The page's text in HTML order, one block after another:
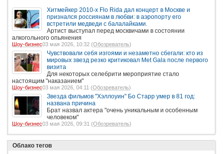
Хитмейкер 2010-х Flo Rida дал концерт в Москве и
признался россиянам в любви: в аэропорту его
встретили медведи с балалайками.
Артист выступал перед москвичами в состоянии
алкогольного опьянения
Шоу-бизнес03 мая 2026, 10:32 (Обозреватель)
Чувствовали себя изгоями и незаметно сбегали: кто из
мировых звезд резко критиковал Met Gala после первого
визита
Для некоторых селебрити мероприятие стало
настоящим "наказанием"
Шоу-бизнес03 мая 2026, 04:11 (Обозреватель)
Звезда фильмов "Хэллоуин" Бо Старр умер в 81 год:
названа причина
Брат назвал актера "очень уникальным и особенным
человеком"
Шоу-бизнес03 мая 2026, 09:31 (Обозреватель)
Облако тегов